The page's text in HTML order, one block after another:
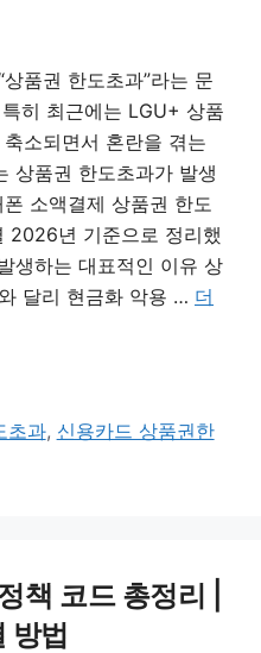
품권 한도초과”라는 문
히 최근에는 LGU+ 상품
소되면서 혼란을 겪는
상품권 한도초과가 발생
소액결제 상품권 한도
2026년 기준으로 정리했
생하는 대표적인 이유 상
달리 현금화 악용 … 더
초과, 신용카드 상품권한
책 코드 총정리 |
방법